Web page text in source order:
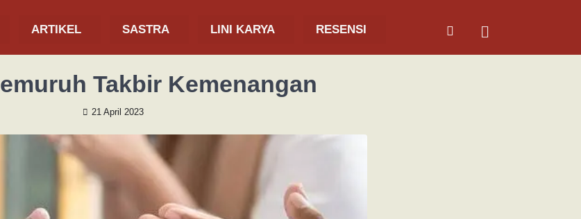
ARTIKEL SASTRA LINI KARYA RESENSI
Takbir Kemenangan
21 April 2023